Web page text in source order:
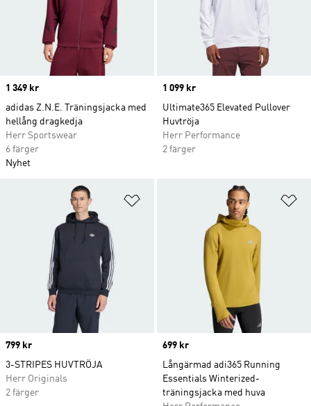
Price
1 349 kr
adidas Z.N.E. Träningsjacka med
hellång dragkedja
Herr Sportswear
6 färger
Nyhet
Price
1 099 kr
Ultimate365 Elevated Pullover
Huvtröja
Herr Performance
2 färger
Lägg till på önskelistan
Price
799 kr
3-STRIPES HUVTRÖJA
Herr Originals
2 färger
Price
699 kr
Långärmad adi365 Running
Essentials Winterized-
träningsjacka med huva